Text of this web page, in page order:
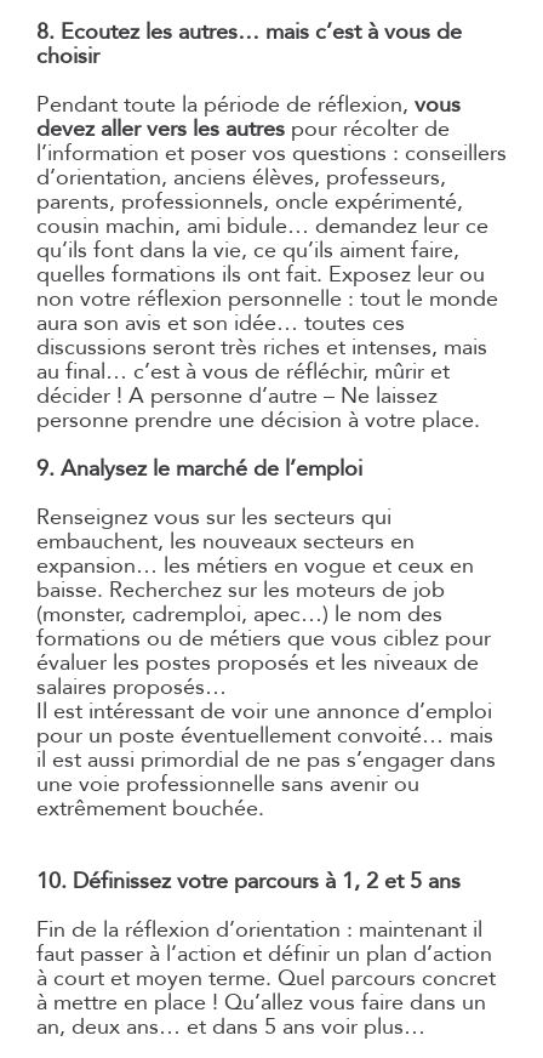
8. Ecoutez les autres… mais c’est à vous de
choisir
Pendant toute la période de réflexion, vous
devez aller vers les autrespour récolter de
l’information et poser vos questions : conseillers
d’orientation, anciens élèves, professeurs,
parents, professionnels, oncle expérimenté,
cousin machin, ami bidule… demandez leur ce
qu’ils font dans la vie, ce qu’ils aiment faire,
quelles formations ils ont fait. Exposez leur ou
non votre réflexion personnelle : tout le monde
aura son avis et son idée… toutes ces
discussions seront très riches et intenses, mais
au final… c’est à vous de réfléchir, mûrir et
décider ! A personne d’autre – Ne laissez
personne prendre une décision à votre place.
9. Analysez le marché de l’emploi
Renseignez vous sur les secteurs qui
embauchent, les nouveaux secteurs en
expansion… les métiers en vogue et ceux en
baisse. Recherchez sur les moteurs de job
(monster, cadremploi, apec…) le nom des
formations ou de métiers que vous ciblez pour
évaluer les postes proposés et les niveaux de
salaires proposés…
Il est intéressant de voir une annonce d’emploi
pour un poste éventuellement convoité… mais
il est aussi primordial de ne pas s’engager dans
une voie professionnelle sans avenir ou
extrêmement bouchée.
10. Définissez votre parcours à 1, 2 et 5 ans
Fin de la réflexion d’orientation : maintenant il
faut passer à l’action et définir un plan d’action
à court et moyen terme. Quel parcours concret
à mettre en place ! Qu’allez vous faire dans un
an, deux ans… et dans 5 ans voir plus…